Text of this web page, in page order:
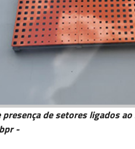
de setores ligados
-